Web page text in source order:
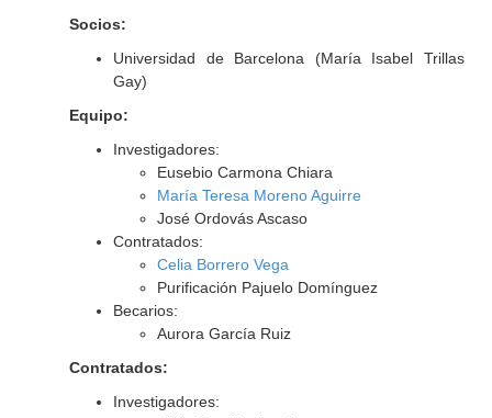
Socios:
Universidad de Barcelona (María Isabel Trillas
Gay)
Equipo:
Investigadores:
Eusebio Carmona Chiara
María Teresa Moreno Aguirre
José Ordovás Ascaso
Contratados:
Celia Borrero Vega
Purificación Pajuelo Domínguez
Becarios:
Aurora García Ruiz
Contratados:
Investigadores: